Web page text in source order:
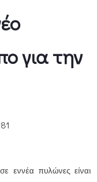
για την
εννέα πυλώνες είναι